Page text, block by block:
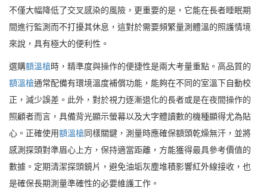
不僅大幅降低了交叉感染的風險，更重要的是，它能在長者睡眠期
間進行監測而不打擾其休息，這對於需要頻繁量測體溫的照護情境
來說，具有極大的便利性。
選購額溫槍時，精準度與操作的便捷性是兩大考量重點。高品質的
額溫槍通常配備有環境溫度補償功能，能夠在不同的室溫下自動校
正，減少誤差。此外，對於視力逐漸退化的長者或是在夜間操作的
照顧者而言，具備背光顯示螢幕以及大字體讀數的機種顯得尤為貼
心。正確使用額溫槍同樣關鍵，測量時應確保額頭乾燥無汗，並將
感測探頭對準眉心上方，保持適當距離，方能獲得最具參考價值的
數據。定期清潔探頭鏡片，避免油垢灰塵堆積影響紅外線接收，也
是確保長期測量準確性的必要維護工作。